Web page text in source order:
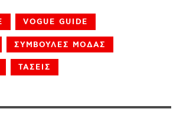
VOGUE GUIDE
ΣΥΜΒΟΥΛΕΣ ΜΟΔΑΣ
ΤΑΣΕΙΣ